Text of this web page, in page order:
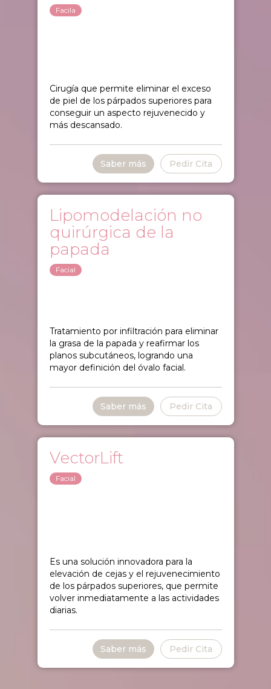
Facila
Cirugía que permite eliminar el exceso
de piel de los párpados superiores para
conseguir un aspecto rejuvenecido y
más descansado.
Pedir Cita
Saber más
Lipomodelación no
quirúrgica de la
papada
Facial
Tratamiento por infiltración para eliminar
la grasa de la papada y reafirmar los
planos subcutáneos, logrando una
mayor definición del óvalo facial.
Pedir Cita
Saber más
VectorLift
Facial
Es una solución innovadora para la
elevación de cejas y el rejuvenecimiento
de los párpados superiores, que permite
volver inmediatamente a las actividades
diarias.
Pedir Cita
Saber más